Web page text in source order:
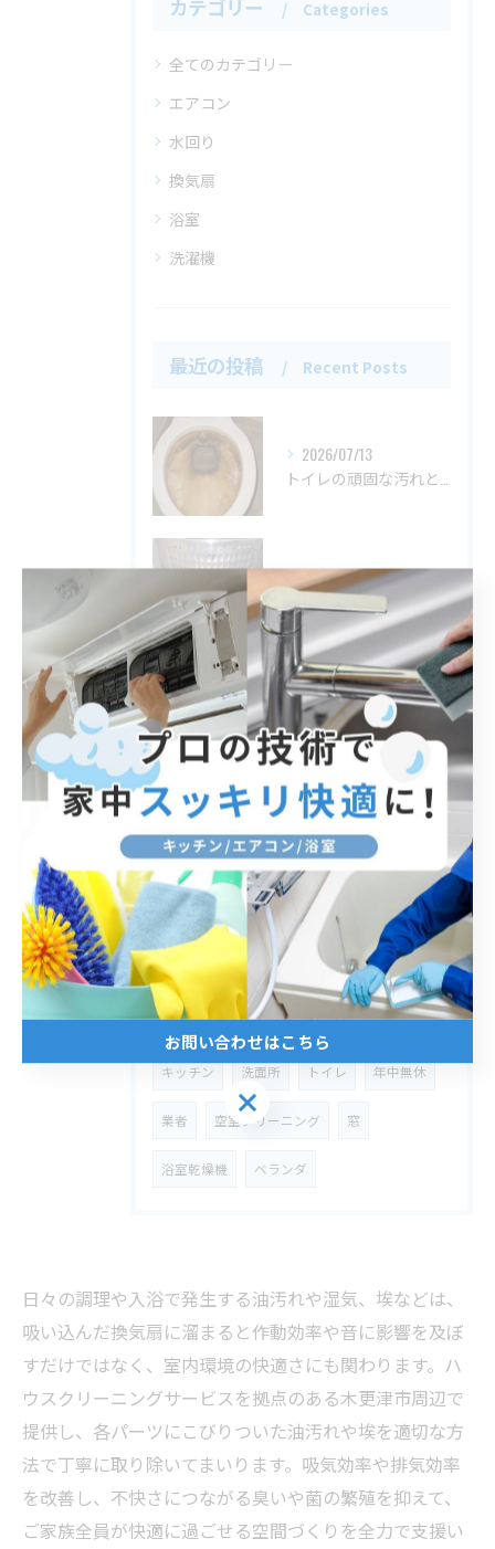
カテゴリー Categories
全てのカテゴリー
エアコン
水回り
換気扇
浴室
洗濯機
最近の投稿 Recent Posts
2026/07/13
2026/05/08
湿度の高いこの時期は洗濯機もカビが増えます。
2026/05/08
エプロン内部清掃で浴室カビを防ぐ
タグ Tags
臭い 洗濯機 カビ エプロン内
浴室 黒ずみ 木更津市
ハウスクリーニング 引っ越し
キッチン 洗面所 トイレ 年中無休
業者 空室クリーニング 窓
浴室乾燥機 ベランダ
日々の調理や入浴で発生する油汚れや湿気、埃などは、
吸い込んだ換気扇に溜まると作動効率や音に影響を及ぼ
すだけではなく、室内環境の快適さにも関わります。ハ
ウスクリーニングサービスを拠点のある木更津市周辺で
提供し、各パーツにこびりついた油汚れや埃を適切な方
法で丁寧に取り除いてまいります。吸気効率や排気効率
を改善し、不快さにつながる臭いや菌の繁殖を抑えて、
ご家族全員が快適に過ごせる空間づくりを全力で支援い
お問い合わせはこちら
お問い合わせはこちら